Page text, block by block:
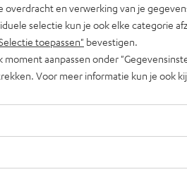
overdracht en verwerking van je
selectie kun je ook elke categorie
toepassen" bevestigen.
aanpassen onder
Voor meer informatie kun je ook